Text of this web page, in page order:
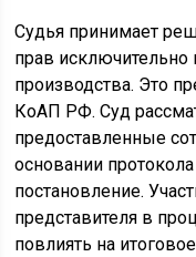
Судья принимает
прав исключительно
производства. Это
КоАП РФ. Суд
предоставленные
основании
постановление.
представителя в
повлиять на